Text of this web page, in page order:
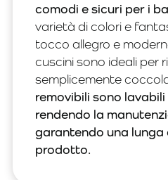
comodi e sicuri per i
varietà di colori e
tocco allegro e
cuscini sono ideali per
semplicemente
removibili sono
rendendo la
garantendo una lunga
prodotto.